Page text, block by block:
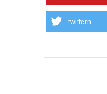
twittern